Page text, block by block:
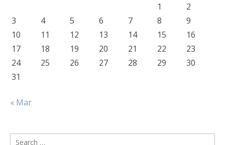
1
2
3
4 5 6 7 8
9
10
11 12 13 14 15
16
17
18 19 20 21 22
23
24
25 26 27 28 29
30
31
« Mar
Search